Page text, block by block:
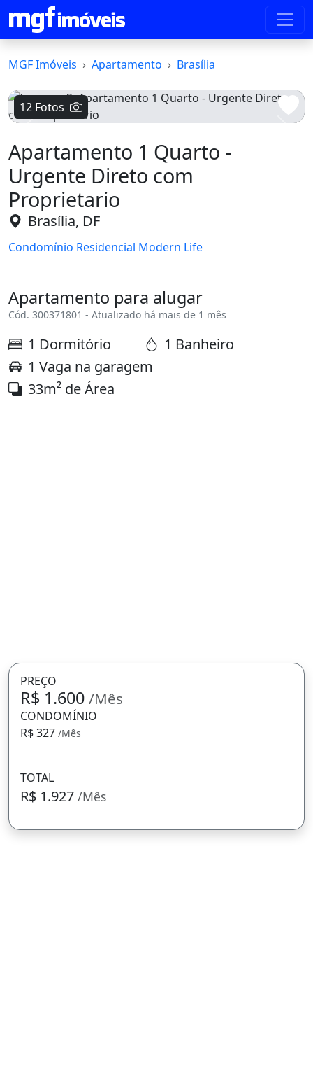
MGF Imóveis Apartamento Brasília
12 Fotos
Apartamento 1 Quarto -
Urgente Direto com
Proprietario
Brasília, DF
Condomínio Residencial Modern Life
Apartamento para alugar
Cód. 300371801 - Atualizado há mais de 1 mês
1 Dormitório
1 Banheiro
1 Vaga na garagem
33m² de Área
PREÇO
R$ 1.600 /Mês
CONDOMÍNIO
R$ 327 /Mês
TOTAL
R$ 1.927 /Mês